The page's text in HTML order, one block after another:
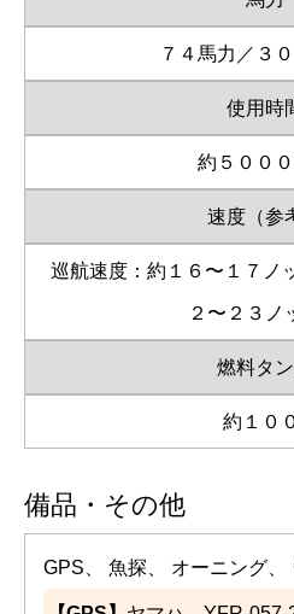
７４馬力／３
使用時
約５００
速度（参
巡航速度：約１６〜１７ノ
２〜２３
燃料タ
約１０
備品・その他
GPS、 魚探、 オーニング、